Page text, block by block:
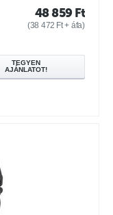
48 859 Ft
(38 472 Ft+ áfa)
TEGYEN
AJÁNLATOT!